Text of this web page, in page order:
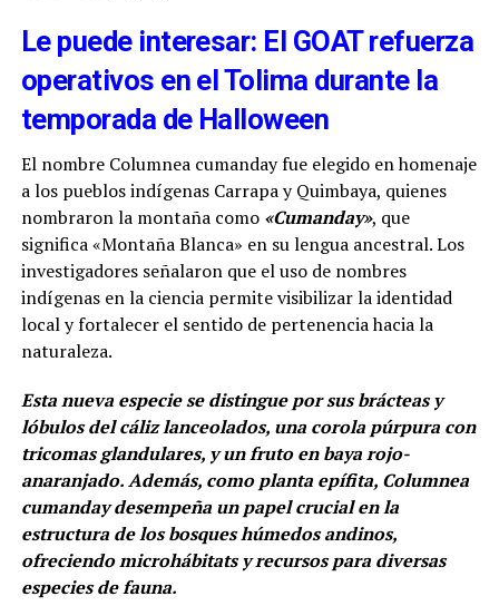
Le puede interesar: El GOAT refuerza
operativos en el Tolima durante la
temporada de Halloween
El nombre Columnea cumanday fue elegido en homenaje
a los pueblos indígenas Carrapa y Quimbaya, quienes
nombraron la montaña como «Cumanday», que
significa «Montaña Blanca» en su lengua ancestral. Los
investigadores señalaron que el uso de nombres
indígenas en la ciencia permite visibilizar la identidad
local y fortalecer el sentido de pertenencia hacia la
naturaleza.
Esta nueva especie se distingue por sus brácteas y
lóbulos del cáliz lanceolados, una corola púrpura con
tricomas glandulares, y un fruto en baya rojo-
anaranjado. Además, como planta epífita, Columnea
cumanday desempeña un papel crucial en la
estructura de los bosques húmedos andinos,
ofreciendo microhábitats y recursos para diversas
especies de fauna.